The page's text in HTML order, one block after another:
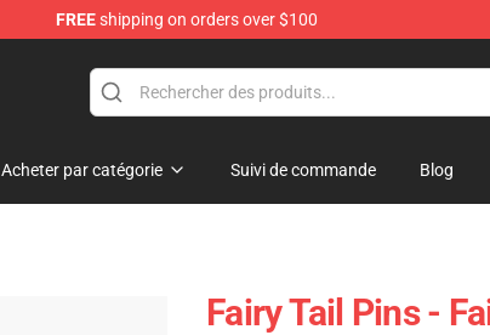
FREEshipping on orders over $100
Acheter par catégorie Suivi de commande Blog
Fairy Tail Pins -